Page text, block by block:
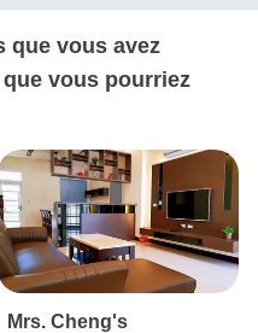
que vous avez
vous pourriez
Mrs. Cheng's